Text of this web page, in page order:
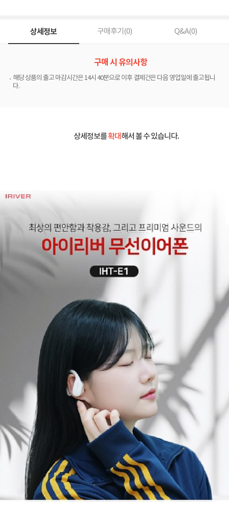
상세정보 구매후기(0) Q&A(0)
구매 시 유의사항
해당 상품의 출고 마감시간은 14시 40분으로 이후 결제건은 다음 영업일에 출고됩니
다.
상세정보를확대해서 볼 수 있습니다.